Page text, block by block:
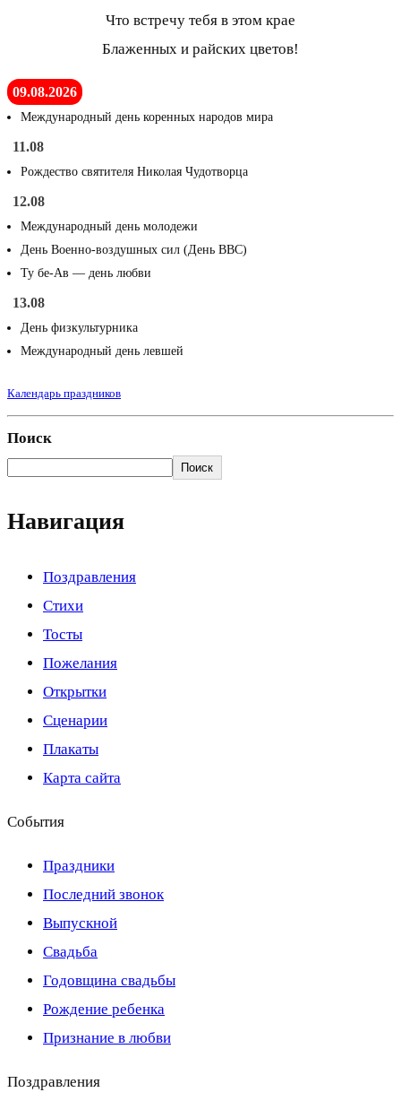
Что встречу тебя в этом крае
Блаженных и райских цветов!
09.08.2026
Международный день коренных народов мира
11.08
Рождество святителя Николая Чудотворца
12.08
Международный день молодежи
День Военно-воздушных сил (День ВВС)
Ту бе-Ав — день любви
13.08
День физкультурника
Международный день левшей
Календарь праздников
Поиск
Поиск
Навигация
Поздравления
Стихи
Тосты
Пожелания
Открытки
Сценарии
Плакаты
Карта сайта
События
Праздники
Последний звонок
Выпускной
Свадьба
Годовщина свадьбы
Рождение ребенка
Признание в любви
Поздравления